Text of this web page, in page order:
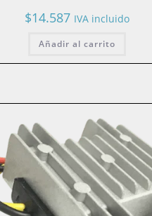
$14.587 IVA incluido
Añadir al carrito